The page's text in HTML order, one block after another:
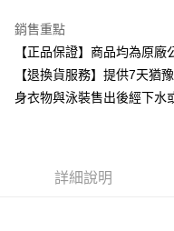
每筆NT$80，滿NT$599(含
7-11取貨付款
每筆NT$80，滿NT$599(含
銷售重點
【正品保證】商品均為原廠
【退換貨服務】提供7天猶
身衣物與泳裝售出後經下水
詳細說明